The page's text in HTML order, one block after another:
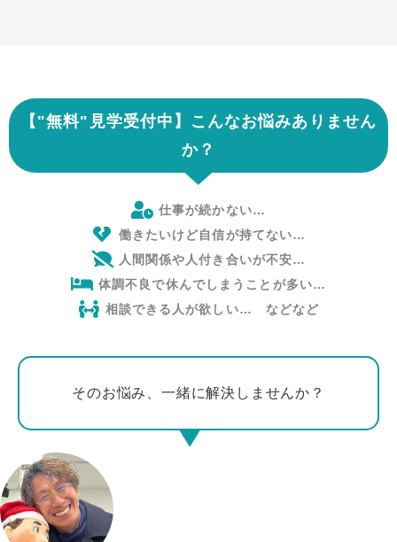
【"無料" 見学受付中】こんなお悩みありません
か？
仕事が続かない…
働きたいけど自信が持てない…
人間関係や人付き合いが不安…
体調不良で休んでしまうことが多い…
相談できる人が欲しい… などなど
そのお悩み、一緒に解決しませんか？